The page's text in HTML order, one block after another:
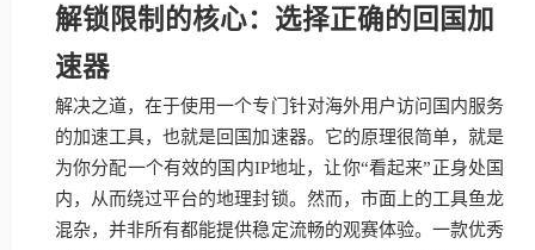
解锁限制的核心：选择正确的回国加
速器
解决之道，在于使用一个专门针对海外用户访问国内服务
的加速工具，也就是回国加速器。它的原理很简单，就是
为你分配一个有效的国内IP地址，让你“看起来”正身处国
内，从而绕过平台的地理封锁。然而，市面上的工具鱼龙
混杂，并非所有都能提供稳定流畅的观赛体验。一款优秀